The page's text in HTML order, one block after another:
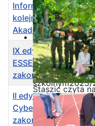
Ostatnia garść
Akademii
szkolnym2025/
Staszic czyta
Informatycy ze
kolejnymi
Akademii CISCO!
IX edycja kursu
ESSENTIALS w
zakończona!
II edycja kursu
Cybersecurity
zakończona!